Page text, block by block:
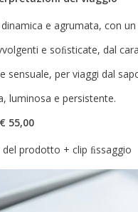
e agrumata, con
e soﬁsticate, dal
sensuale, per viaggi dal
luminosa e persistente.
55,00
prodotto + clip ﬁssaggio